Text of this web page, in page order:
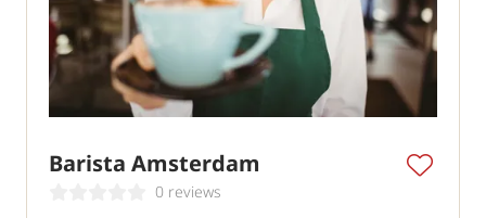
Barista Amsterdam
0 reviews